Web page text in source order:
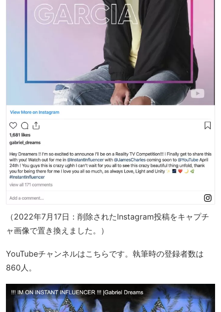
（2022年7月17日：削除されたInstagram投稿をキャプチ
ャ画像で置き換えました。）
YouTubeチャンネルはこちらです。執筆時の登録者数は
860人。